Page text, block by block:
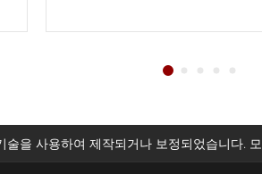
을 사용하여 제작되거나 보정되었습니다.